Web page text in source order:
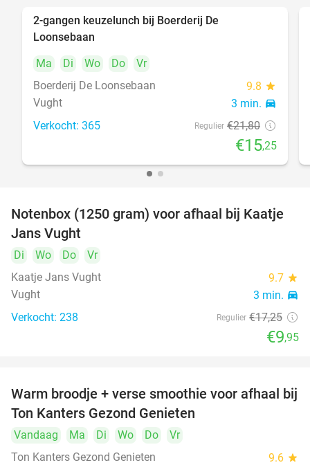
2-gangen keuzelunch bij Boerderij De
Loonsebaan
Ma
Di Wo Do
Vr
Boerderij De Loonsebaan
9.8 star
Vught 3 min. directions_car
Verkocht: 365 Regulier €21,80
€15,25
42%
Notenbox (1250 gram) voor afhaal bij Kaatje
Jans Vught
Di Wo Do
Vr
Kaatje Jans Vught
9.7 star
Vught 3 min. directions_car
Verkocht: 238 Regulier €17,25
€9,95
43%
Warm broodje + verse smoothie voor afhaal bij
Ton Kanters Gezond Genieten
Vandaag Ma Di Wo Do
Vr
Ton Kanters Gezond Genieten
9.6 star